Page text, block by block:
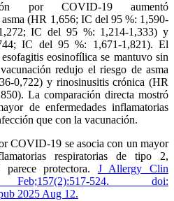
por COVID-19 aumentó
(HR 1,656; IC del 95 %: 1,590-
IC del 95 %: 1,214-1,333) y
IC del 95 %: 1,671-1,821). El
eosinofílica se mantuvo sin
redujo el riesgo de asma
0,722) y rinosinusitis crónica (HR
La comparación directa mostró
de enfermedades inflamatorias
que con la vacunación.
COVID-19 se asocia con un mayor
respiratorias de tipo 2,
protectora. J Allergy Clin
524. doi:
2025 Aug 12.